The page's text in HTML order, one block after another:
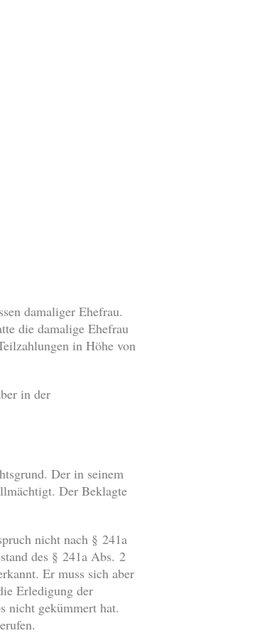
damaliger Ehefrau.
die damalige Ehefrau
in Höhe von
in der
Der in seinem
Der Beklagte
nicht nach § 241a
des § 241a Abs. 2
Er muss sich aber
Erledigung der
nicht gekümmert hat.